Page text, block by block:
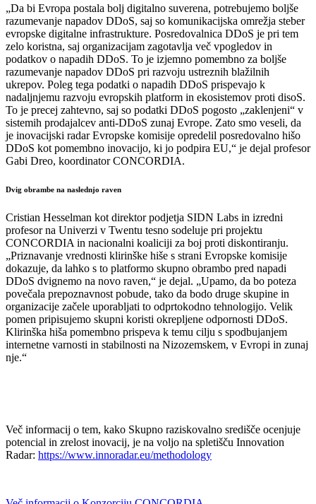
„Da bi Evropa postala bolj digitalno suverena, potrebujemo boljše
razumevanje napadov DDoS, saj so komunikacijska omrežja steber
evropske digitalne infrastrukture. Posredovalnica DDoS je pri tem
zelo koristna, saj organizacijam zagotavlja več vpogledov in
podatkov o napadih DDoS. To je izjemno pomembno za boljše
razumevanje napadov DDoS pri razvoju ustreznih blažilnih
ukrepov. Poleg tega podatki o napadih DDoS prispevajo k
nadaljnjemu razvoju evropskih platform in ekosistemov proti disoS.
To je precej zahtevno, saj so podatki DDoS pogosto „zaklenjeni“ v
sistemih prodajalcev anti-DDoS zunaj Evrope. Zato smo veseli, da
je inovacijski radar Evropske komisije opredelil posredovalno hišo
DDoS kot pomembno inovacijo, ki jo podpira EU,“ je dejal profesor
Gabi Dreo, koordinator CONCORDIA.
Dvig obrambe na naslednjo raven
Cristian Hesselman kot direktor podjetja SIDN Labs in izredni
profesor na Univerzi v Twentu tesno sodeluje pri projektu
CONCORDIA in nacionalni koaliciji za boj proti diskontiranju.
„Priznavanje vrednosti klirinške hiše s strani Evropske komisije
dokazuje, da lahko s to platformo skupno obrambo pred napadi
DDoS dvignemo na novo raven,“ je dejal. „Upamo, da bo poteza
povečala prepoznavnost pobude, tako da bodo druge skupine in
organizacije začele uporabljati to odprtokodno tehnologijo. Velik
pomen pripisujemo skupni koristi okrepljene odpornosti DDoS.
Klirinška hiša pomembno prispeva k temu cilju s spodbujanjem
internetne varnosti in stabilnosti na Nizozemskem, v Evropi in zunaj
nje.“
Več informacij o tem, kako Skupno raziskovalno središče ocenjuje
potencial in zrelost inovacij, je na voljo na spletišču Innovation
Radar: https://www.innoradar.eu/methodology